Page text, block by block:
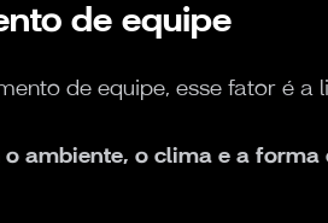
de equipe
de equipe, esse fator é a
ambiente, o clima e a